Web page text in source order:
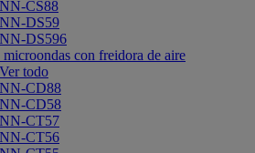
NN-CS88
NN-DS59
NN-DS596
con freidora de aire
Ver todo
NN-CD88
NN-CD58
NN-CT57
NN-CT56